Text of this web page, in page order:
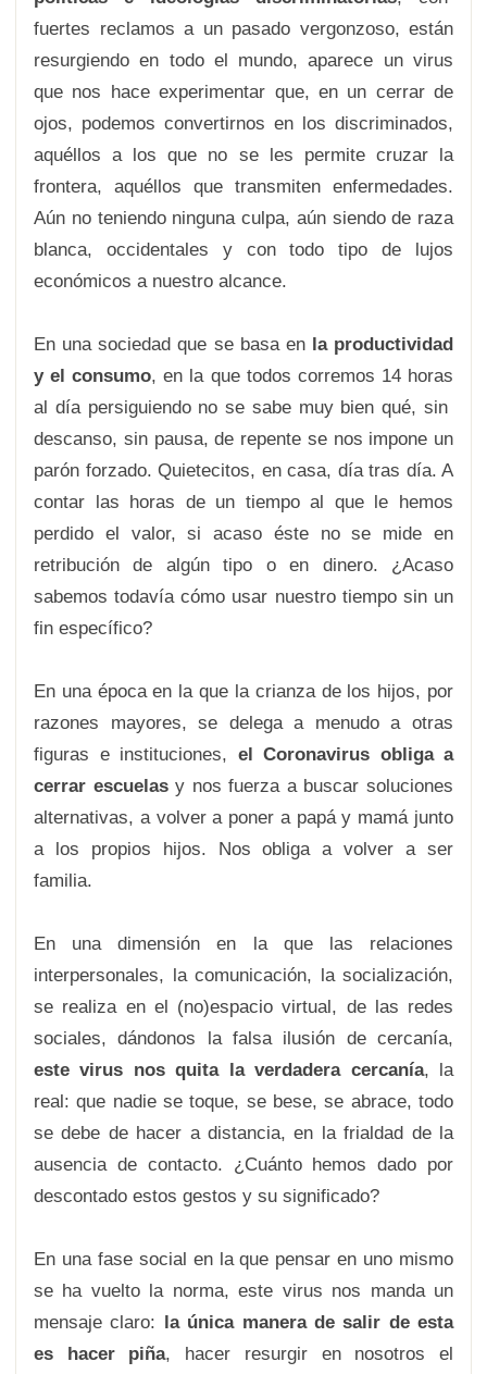
fuertes reclamos a un pasado vergonzoso, están
resurgiendo en todo el mundo, aparece un virus
que nos hace experimentar que, en un cerrar de
ojos, podemos convertirnos en los discriminados,
aquéllos a los que no se les permite cruzar la
frontera, aquéllos que transmiten enfermedades.
Aún no teniendo ninguna culpa, aún siendo de raza
blanca, occidentales y con todo tipo de lujos
económicos a nuestro alcance.
En una sociedad que se basa en la productividad
y el consumo, en la que todos corremos 14 horas
al día persiguiendo no se sabe muy bien qué, sin
descanso, sin pausa, de repente se nos impone un
parón forzado. Quietecitos, en casa, día tras día. A
contar las horas de un tiempo al que le hemos
perdido el valor, si acaso éste no se mide en
retribución de algún tipo o en dinero. ¿Acaso
sabemos todavía cómo usar nuestro tiempo sin un
fin específico?
En una época en la que la crianza de los hijos, por
razones mayores, se delega a menudo a otras
figuras e instituciones, el Coronavirus obliga a
cerrar escuelasy nos fuerza a buscar soluciones
alternativas, a volver a poner a papá y mamá junto
a los propios hijos. Nos obliga a volver a ser
familia.
En una dimensión en la que las relaciones
interpersonales, la comunicación, la socialización,
se realiza en el (no)espacio virtual, de las redes
sociales, dándonos la falsa ilusión de cercanía,
este virus nos quita la verdadera cercanía, la
real: que nadie se toque, se bese, se abrace, todo
se debe de hacer a distancia, en la frialdad de la
ausencia de contacto. ¿Cuánto hemos dado por
descontado estos gestos y su significado?
En una fase social en la que pensar en uno mismo
se ha vuelto la norma, este virus nos manda un
mensaje claro: la única manera de salir de esta
es hacer piña, hacer resurgir en nosotros el